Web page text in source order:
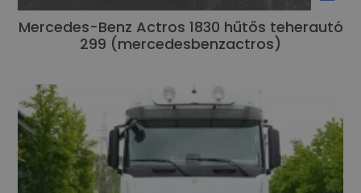
Mercedes-Benz Actros 1830 hűtős teherautó
299 (mercedesbenzactros)